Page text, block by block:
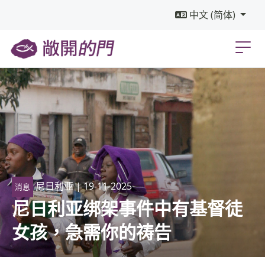
中文 (简体)
消息 尼日利亚| 19-11-2025
尼日利亚绑架事件中有基督徒
女孩，急需你的祷告